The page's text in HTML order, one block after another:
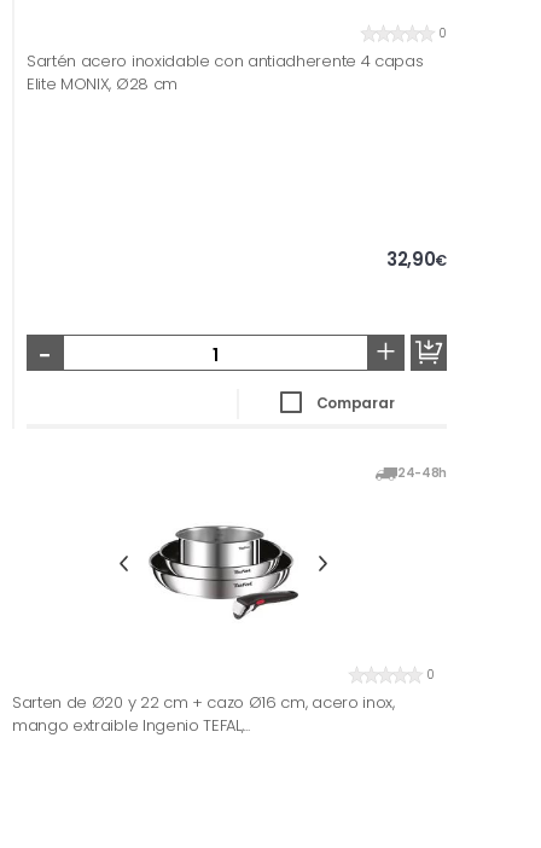
0
Sartén acero inoxidable con antiadherente 4 capas
Elite MONIX, Ø28 cm
32,90€
- +
Comparar
24-48h
0
Sarten de Ø20 y 22 cm + cazo Ø16 cm, acero inox,
mango extraible Ingenio TEFAL,...